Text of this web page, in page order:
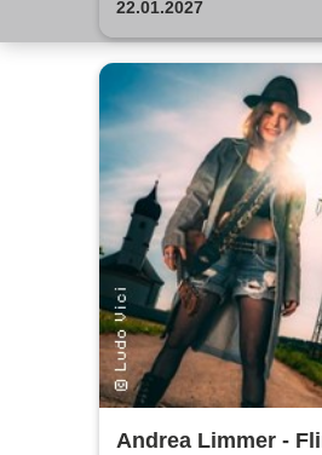
22.01.2027
Andrea Limmer -